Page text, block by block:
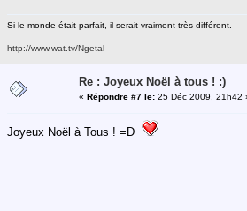
Si le monde était parfait, il serait vraiment très différent.
http://www.wat.tv/Ngetal
Re : Joyeux Noël à tous ! :)
« Répondre #7 le: 25 Déc 2009, 21h42
Joyeux Noël à Tous ! =D